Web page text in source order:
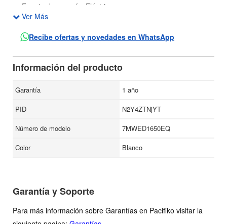
Fuente de energía: Eléctrica.
Niveles de temperatura: 4.
Panel de control: Manual (perillas).
Materiales absorbentes del sonido están ubicados
estratégicamente en todo el tambor de la secadora para
Ver Más
Recibe ofertas y novedades en WhatsApp
Información del producto
Garantía
1 año
PID
N2Y4ZTNjYT
Número de modelo
7MWED1650EQ
Color
Blanco
Garantía y Soporte
Para más información sobre Garantías en Pacifiko visitar la